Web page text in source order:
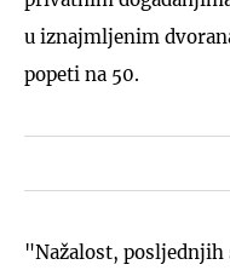
u iznajmljenim
popeti na 50.
"Nažalost, posljednjih